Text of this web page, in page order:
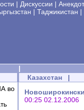
| Дискуссии |
| Таджикистан |
|
во
Казахстан |
00:25 02.12.2006